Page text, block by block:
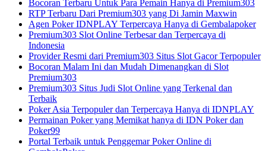
Bocoran Terbaru Untuk Para Pemain Hanya di Premium303
RTP Terbaru Dari Premium303 yang Di Jamin Maxwin
Agen Poker IDNPLAY Terpercaya Hanya di Gembalapoker
Premium303 Slot Online Terbesar dan Terpercaya di
Indonesia
Provider Resmi dari Premium303 Situs Slot Gacor Terpopuler
Bocoran Malam Ini dan Mudah Dimenangkan di Slot
Premium303
Premium303 Situs Judi Slot Online yang Terkenal dan
Terbaik
Poker Asia Terpopuler dan Terpercaya Hanya di IDNPLAY
Permainan Poker yang Memikat hanya di IDN Poker dan
Poker99
Portal Terbaik untuk Penggemar Poker Online di